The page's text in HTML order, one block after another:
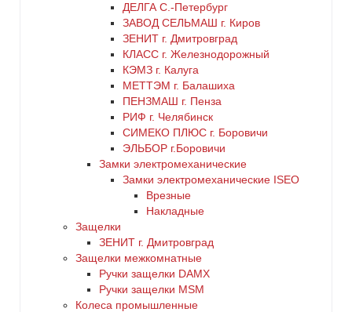
ДЕЛГА С.-Петербург
ЗАВОД СЕЛЬМАШ г. Киров
ЗЕНИТ г. Дмитровград
КЛАСС г. Железнодорожный
КЭМЗ г. Калуга
МЕТТЭМ г. Балашиха
ПЕНЗМАШ г. Пенза
РИФ г. Челябинск
СИМЕКО ПЛЮС г. Боровичи
ЭЛЬБОР г.Боровичи
Замки электромеханические
Замки электромеханические ISEO
Врезные
Накладные
Защелки
ЗЕНИТ г. Дмитровград
Защелки межкомнатные
Ручки защелки DAMX
Ручки защелки MSM
Колеса промышленные